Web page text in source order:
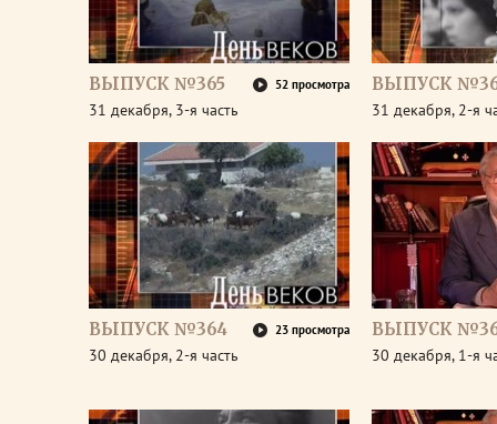
ВЫПУСК №365 52 просмотра
31 декабря, 3-я часть
ВЫПУСК
31 декабря, 2-я
ВЫПУСК №364 23 просмотра
30 декабря, 2-я часть
ВЫПУСК
30 декабря, 1-я